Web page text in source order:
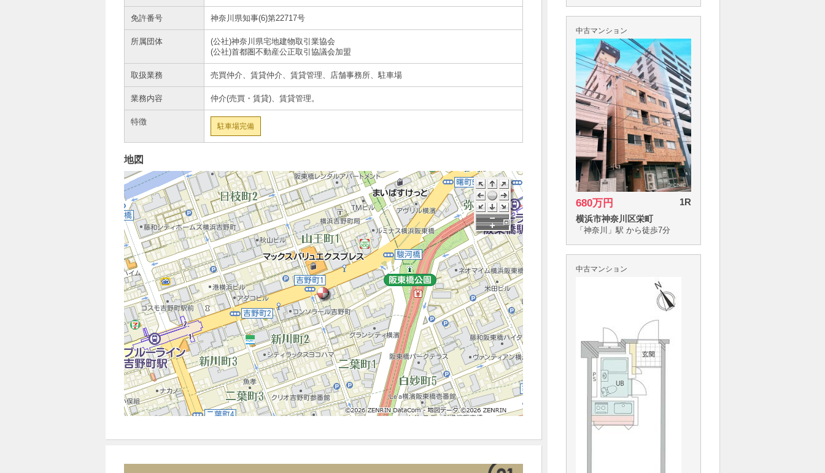
免許番号 神奈川県知事(6)第22717号
所属団体
(公社)神奈川県宅地建物取引業協会
(公社)首都圏不動産公正取引協議会加盟
取扱業務 売買仲介、賃貸仲介、賃貸管理、店舗事務所、駐車場
業務内容 仲介(売買・賃貸)、賃貸管理。
特徴 駐車場完備
地図
中古マンション
680万円 1R
横浜市神奈川区栄町
「神奈川」駅 から徒歩7分
中古マンション